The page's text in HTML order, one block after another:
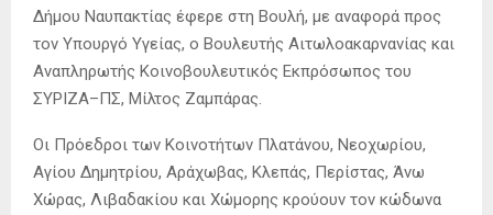
Δήμου Ναυπακτίας έφερε στη Βουλή, με αναφορά προς
τον Υπουργό Υγείας, ο Βουλευτής Αιτωλοακαρνανίας και
Αναπληρωτής Κοινοβουλευτικός Εκπρόσωπος του
ΣΥΡΙΖΑ–ΠΣ, Μίλτος Ζαμπάρας.
Οι Πρόεδροι των Κοινοτήτων Πλατάνου, Νεοχωρίου,
Αγίου Δημητρίου, Αράχωβας, Κλεπάς, Περίστας, Άνω
Χώρας, Λιβαδακίου και Χώμορης κρούουν τον κώδωνα